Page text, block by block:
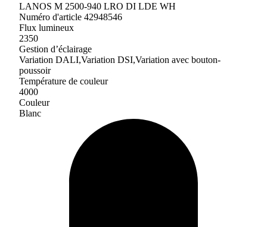
LANOS M 2500-940 LRO DI LDE WH
Numéro d'article 42948546
Flux lumineux
2350
Gestion d’éclairage
Variation DALI,Variation DSI,Variation avec bouton-
poussoir
Température de couleur
4000
Couleur
Blanc